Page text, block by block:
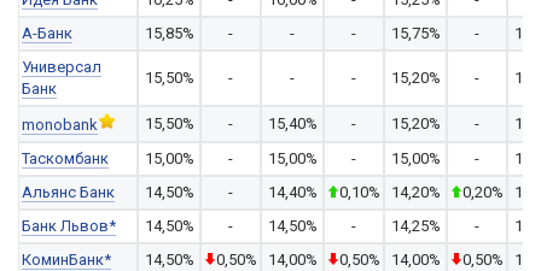
А-Банк
15,85% - - - 15,75% -
Универсал
Банк
15,50% - - - 15,20% -
monobank 15,50% - 15,40% - 15,20% -
Таскомбанк
15,00% - 15,00% - 15,00% -
Альянс Банк
14,50% - 14,40% 0,10% 14,20% 0,20%
Банк Львов*
14,50% - 14,50% - 14,25% -
КоминБанк*
14,50% 0,50% 14,00% 0,50% 14,00% 0,50%